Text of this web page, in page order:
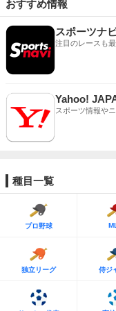
おすすめ情報
スポーツナ
注目のレースも
Yahoo!
スポーツ情報や
種目一覧
プロ野球
独立リーグ 侍ジ